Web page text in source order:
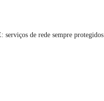
serviços de rede sempre protegidos